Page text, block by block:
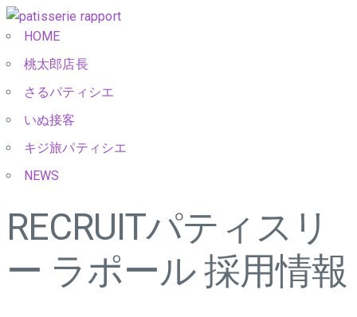
HOME
桃太郎店長
さるパティシエ
いぬ接客
キジ旅パティシエ
NEWS
RECRUITパティスリ
ー ラポール 採用情報